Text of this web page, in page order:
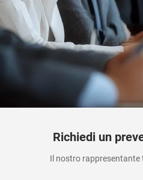
Richiedi un
Il nostro rappresentante